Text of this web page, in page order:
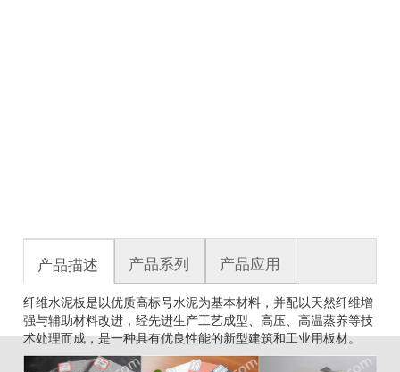
产品描述 产品系列 产品应用
纤维水泥板是以优质高标号水泥为基本材料，并配以天然纤维增
强与辅助材料改进，经先进生产工艺成型、高压、高温蒸养等技
术处理而成，是一种具有优良性能的新型建筑和工业用板材。